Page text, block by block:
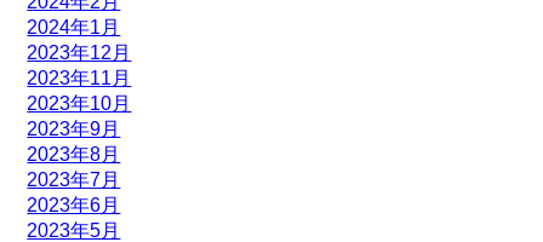
2024年1月
2023年12月
2023年11月
2023年10月
2023年9月
2023年8月
2023年7月
2023年6月
2023年5月